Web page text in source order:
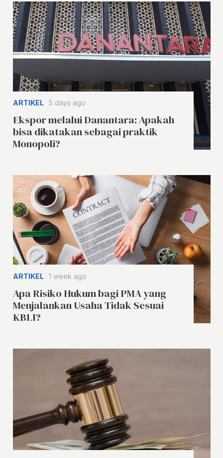
ARTIKEL 5 days ago
Ekspor melalui Danantara: Apakah
bisa dikatakan sebagai praktik
Monopoli?
ARTIKEL 1 week ago
Apa Risiko Hukum bagi PMA yang
Menjalankan Usaha Tidak Sesuai
KBLI?